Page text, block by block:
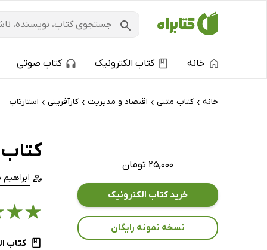
خانه کتاب الکترونیک کتاب صوتی
خانه › کتاب‌ متنی › اقتصاد و مدیریت › کارآفرینی › استارتاپ
۲۵,۰۰۰ تومان
خرید کتاب الکترونیک
نسخه نمونه رایگان
★
★
کتاب